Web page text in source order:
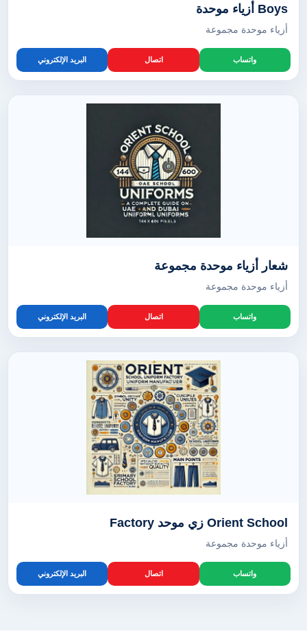
Boys أزياء موحدة
أزياء موحدة مجموعة
واتساب اتصال البريد الإلكتروني
شعار أزياء موحدة مجموعة
أزياء موحدة مجموعة
واتساب اتصال البريد الإلكتروني
Orient School زي موحد Factory
أزياء موحدة مجموعة
واتساب اتصال البريد الإلكتروني